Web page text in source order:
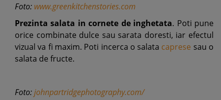
Foto: www.greenkitchenstories.com
Prezinta salata in cornete de inghetata. Poti pune
orice combinate dulce sau sarata doresti, iar efectul
vizual va fi maxim. Poti incerca o salata caprese sau o
salata de fructe.
Foto:johnpartridgephotography.com/